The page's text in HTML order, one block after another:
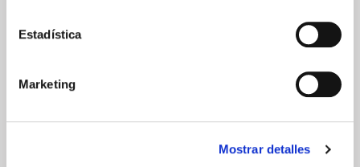
Estadística
Marketing
Mostrar detalles
Déjanos tu email y recibirás promociones y las últimas novedades en